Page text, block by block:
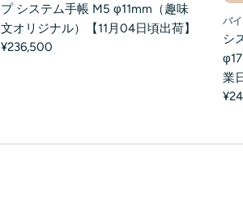
プ システム手帳 M5 φ11mm（趣味
文オリジナル）【11月04日頃出荷】
¥236,500
バ
シ
業